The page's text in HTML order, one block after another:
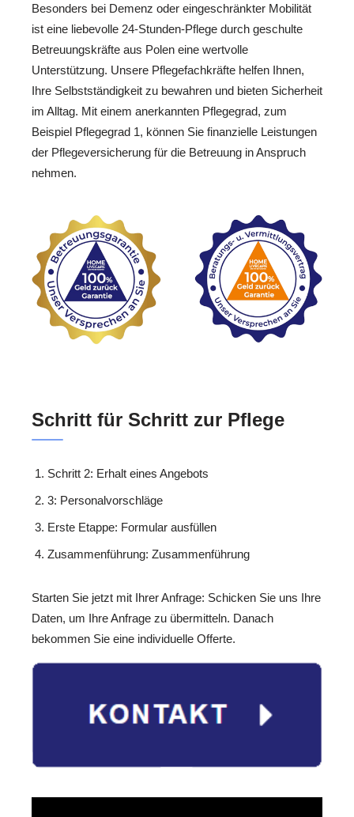
Besonders bei Demenz oder eingeschränkter Mobilität
ist eine liebevolle 24-Stunden-Pflege durch geschulte
Betreuungskräfte aus Polen eine wertvolle
Unterstützung. Unsere Pflegefachkräfte helfen Ihnen,
Ihre Selbstständigkeit zu bewahren und bieten Sicherheit
im Alltag. Mit einem anerkannten Pflegegrad, zum
Beispiel Pflegegrad 1, können Sie finanzielle Leistungen
der Pflegeversicherung für die Betreuung in Anspruch
nehmen.
Schritt für Schritt zur Pflege
Schritt 2: Erhalt eines Angebots
3: Personalvorschläge
Erste Etappe: Formular ausfüllen
Zusammenführung: Zusammenführung
Starten Sie jetzt mit Ihrer Anfrage: Schicken Sie uns Ihre
Daten, um Ihre Anfrage zu übermitteln. Danach
bekommen Sie eine individuelle Offerte.